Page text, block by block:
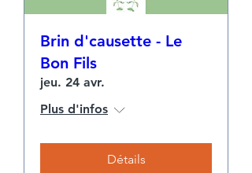
Brin d'causette - Le
Bon Fils
jeu. 24 avr.
Plus d'infos
Détails